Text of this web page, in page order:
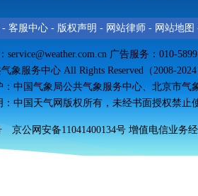
- 客服中心 - 版权声明 - 网站律师 - 网站地图
service@weather.com.cn 广告服务：010-
象服务中心 All Rights Reserved（2008-
：中国气象局公共气象服务中心、北京市气
：中国天气网 版权所有 ，未经书面授权禁止
京公网安备11041400134号 增值电信业务